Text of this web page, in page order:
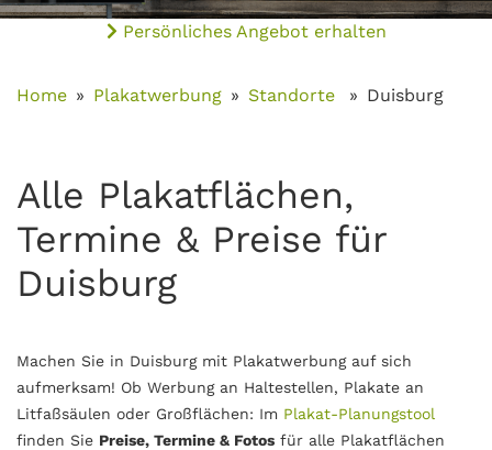
Persönliches Angebot erhalten
Home Plakatwerbung Standorte Duisburg
Alle Plakatflächen,
Termine & Preise für
Duisburg
Machen Sie in Duisburg mit Plakatwerbung auf sich
aufmerksam! Ob Werbung an Haltestellen, Plakate an
Litfaßsäulen oder Großflächen: Im Plakat-Planungstool
finden Sie Preise, Termine & Fotos für alle Plakatflächen